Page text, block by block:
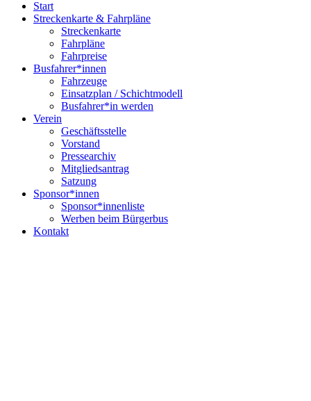
Start
Streckenkarte & Fahrpläne
Streckenkarte
Fahrpläne
Fahrpreise
Busfahrer*innen
Fahrzeuge
Einsatzplan / Schichtmodell
Busfahrer*in werden
Verein
Geschäftsstelle
Vorstand
Pressearchiv
Mitgliedsantrag
Satzung
Sponsor*innen
Sponsor*innenliste
Werben beim Bürgerbus
Kontakt